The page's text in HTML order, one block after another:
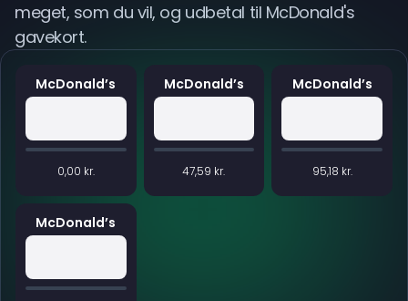
McDonald’s
0,00 kr.
McDonald’s
47,59 kr.
McDonald’s
95,18 kr.
McDonald’s
meget, som du vil, og udbetal til McDonald's
gavekort.